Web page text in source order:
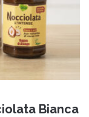
Bianca